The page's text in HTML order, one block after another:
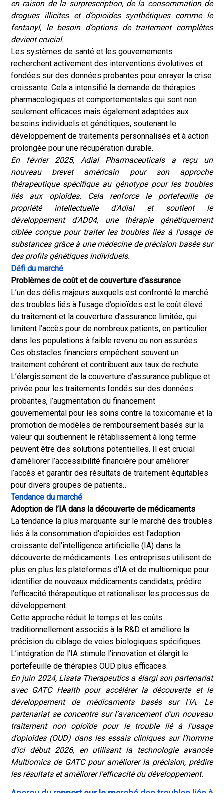
en raison de la surprescription, de la consommation de
drogues illicites et d’opioïdes synthétiques comme le
fentanyl, le besoin d’options de traitement complètes
devient crucial.
Les systèmes de santé et les gouvernements
recherchent activement des interventions évolutives et
fondées sur des données probantes pour enrayer la crise
croissante. Cela a intensifié la demande de thérapies
pharmacologiques et comportementales qui sont non
seulement efficaces mais également adaptées aux
besoins individuels et génétiques, soutenant le
développement de traitements personnalisés et à action
prolongée pour une récupération durable.
En février 2025, Adial Pharmaceuticals a reçu un
nouveau brevet américain pour son approche
thérapeutique spécifique au génotype pour les troubles
liés aux opioïdes. Cela renforce le portefeuille de
propriété intellectuelle d'Adial et soutient le
développement d'AD04, une thérapie génétiquement
ciblée conçue pour traiter les troubles liés à l'usage de
substances grâce à une médecine de précision basée sur
des profils génétiques individuels.
Défi du marché
Problèmes de coût et de couverture d’assurance
L’un des défis majeurs auxquels est confronté le marché
des troubles liés à l’usage d’opioïdes est le coût élevé
du traitement et la couverture d’assurance limitée, qui
limitent l’accès pour de nombreux patients, en particulier
dans les populations à faible revenu ou non assurées.
Ces obstacles financiers empêchent souvent un
traitement cohérent et contribuent aux taux de rechute.
L’élargissement de la couverture d’assurance publique et
privée pour les traitements fondés sur des données
probantes, l’augmentation du financement
gouvernemental pour les soins contre la toxicomanie et la
promotion de modèles de remboursement basés sur la
valeur qui soutiennent le rétablissement à long terme
peuvent être des solutions potentielles. Il est crucial
d’améliorer l’accessibilité financière pour améliorer
l’accès et garantir des résultats de traitement équitables
pour divers groupes de patients..
Tendance du marché
Adoption de l’IA dans la découverte de médicaments
La tendance la plus marquante sur le marché des troubles
liés à la consommation d'opioïdes est l'adoption
croissante del'intelligence artificielle (IA) dans la
découverte de médicaments. Les entreprises utilisent de
plus en plus les plateformes d’IA et de multiomique pour
identifier de nouveaux médicaments candidats, prédire
l’efficacité thérapeutique et rationaliser les processus de
développement.
Cette approche réduit le temps et les coûts
traditionnellement associés à la R&D et améliore la
précision du ciblage de voies biologiques spécifiques.
L’intégration de l’IA stimule l’innovation et élargit le
portefeuille de thérapies OUD plus efficaces.
En juin 2024, Lisata Therapeutics a élargi son partenariat
avec GATC Health pour accélérer la découverte et le
développement de médicaments basés sur l'IA. Le
partenariat se concentre sur l’avancement d’un nouveau
traitement non opioïde pour le trouble lié à l’usage
d’opioïdes (OUD) dans les essais cliniques sur l’homme
d’ici début 2026, en utilisant la technologie avancée
Multiomics de GATC pour améliorer la précision, prédire
les résultats et améliorer l’efficacité du développement.